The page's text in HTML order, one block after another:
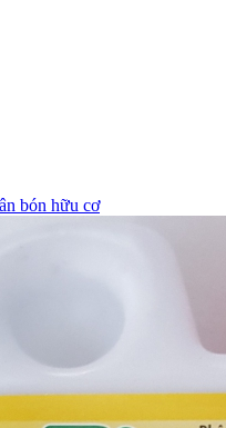
bón hữu cơ